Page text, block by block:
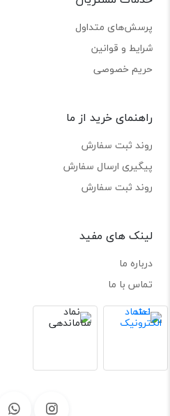
پرسش‌های متداول
شرایط و قوانین
حریم خصوصی
راهنمای خرید از ما
روند ثبت سفارش
پیگیری ارسال سفارش
روند ثبت سفارش
لینک های مفید
درباره ما
تماس با ما